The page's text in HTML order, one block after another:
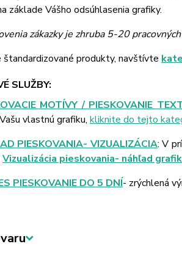
základe Vášho odsúhlasenia grafiky.
zákazky je zhruba 5-20
štandardizované produkty, navštívte
SLUŽBY:
MOTÍVY / PIESKOVANIE
vlastnú grafiku, kliknite do tejto
PIESKOVANIA- VIZUALIZÁCIA: V
Vizualizácia pieskovania- náhľad
PIESKOVANIE DO 5 DNÍ- zrýchlená